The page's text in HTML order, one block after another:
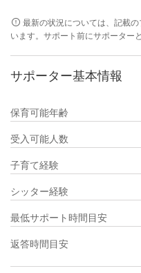
最新の状況については、記載
います。サポート前にサポーター
サポーター基本情報
保育可能年齢
受入可能人数
子育て経験
シッター経験
最低サポート時間目安
返答時間目安